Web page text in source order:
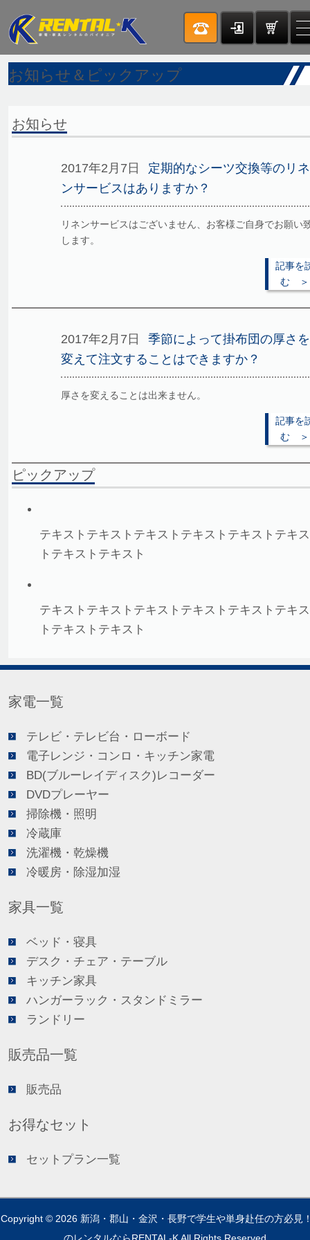
お知らせ＆ピックアップ
お知らせ
2017年2月7日
定期的なシーツ交換等のリネ
ンサービスはありますか？
リネンサービスはございません、お客様ご自身でお願い
します。
記事を
む ＞
2017年2月7日
季節によって掛布団の厚さを
変えて注文することはできますか？
厚さを変えることは出来ません。
記事を
む ＞
ピックアップ
テキストテキストテキストテキストテキストテキス
トテキストテキスト
テキストテキストテキストテキストテキストテキス
トテキストテキスト
家電一覧
テレビ・テレビ台・ローボード
電子レンジ・コンロ・キッチン家電
BD(ブルーレイディスク)レコーダー
DVDプレーヤー
掃除機・照明
冷蔵庫
洗濯機・乾燥機
冷暖房・除湿加湿
家具一覧
ベッド・寝具
デスク・チェア・テーブル
キッチン家具
ハンガーラック・スタンドミラー
ランドリー
販売品一覧
販売品
お得なセット
セットプラン一覧
Copyright © 2026 新潟・郡山・金沢・長野で学生や単身赴任の方必見